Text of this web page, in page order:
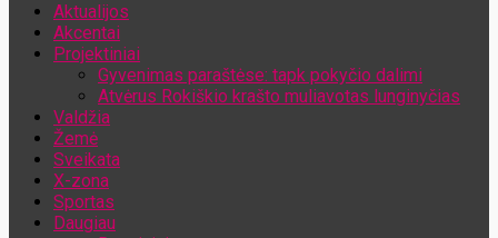
Aktualijos
Akcentai
Projektiniai
Gyvenimas paraštėse: tapk pokyčio dalimi
Atvėrus Rokiškio krašto muliavotas lunginyčias
Valdžia
Žemė
Sveikata
X-zona
Sportas
Daugiau